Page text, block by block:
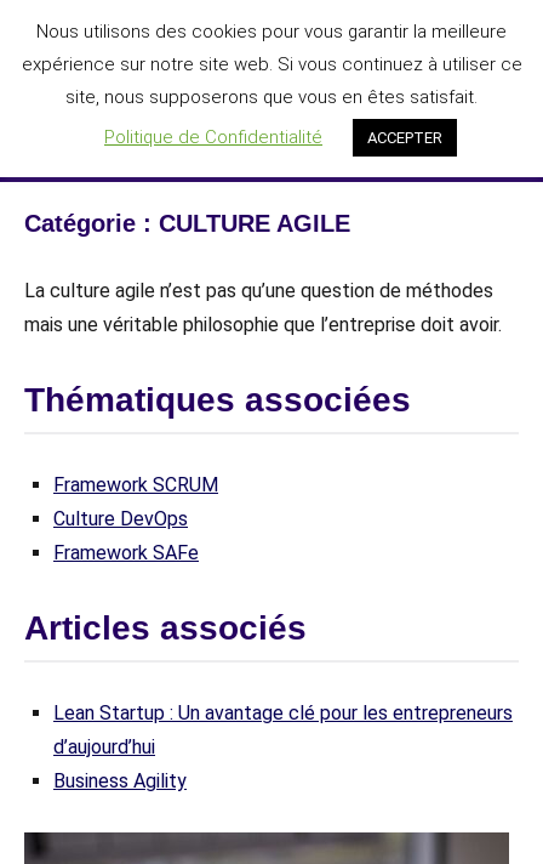
DIGIT'AGILE®
L'IA au service de la transformation numérique des entreprises
Menu
Catégorie : CULTURE AGILE
La culture agile n’est pas qu’une question de méthodes
mais une véritable philosophie que l’entreprise doit avoir.
Thématiques associées
Framework SCRUM
Culture DevOps
Framework SAFe
Articles associés
Lean Startup : Un avantage clé pour les entrepreneurs
d’aujourd’hui
Business Agility
Nous utilisons des cookies pour vous garantir la meilleure
expérience sur notre site web. Si vous continuez à utiliser ce
site, nous supposerons que vous en êtes satisfait.
Politique de Confidentialité
ACCEPTER